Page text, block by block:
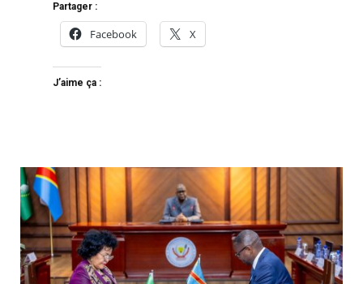
Partager :
Facebook X
J’aime ça :